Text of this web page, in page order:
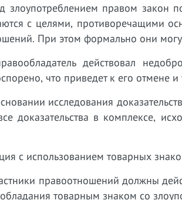
злоупотреблением правом закон
с целями, противоречащими
При этом формально они
действовал
что приведет к его отмене и
исследования
доказательства в комплексе,
с использованием товарных
правоотношений должны
товарным знаком со